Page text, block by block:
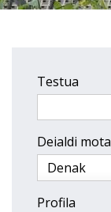
Testua
Deialdi mota
Profila